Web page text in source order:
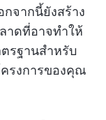
จากนี้ยังสร้าง
าดที่อาจทำให้
รฐานสำหรับ
รงการของคุณ